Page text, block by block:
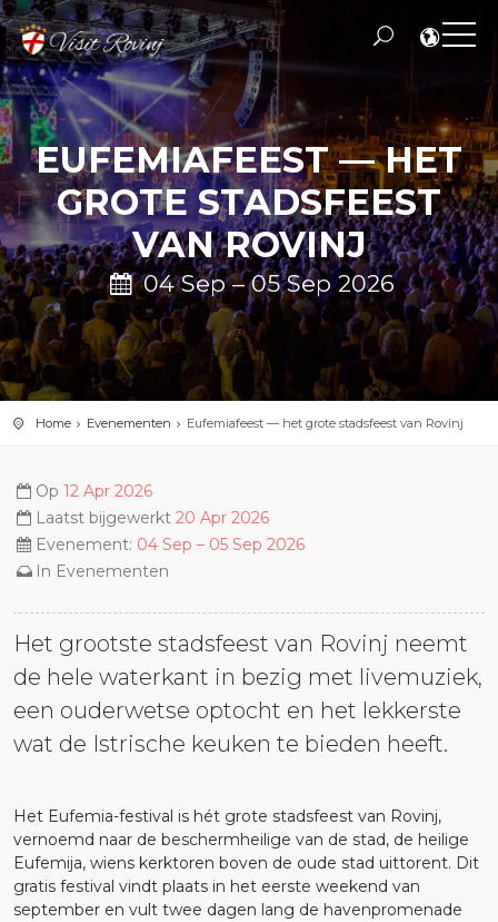
EUFEMIAFEEST — HET
GROTE STADSFEEST
VAN ROVINJ
04 Sep – 05 Sep 2026
Home Evenementen Eufemiafeest — het grote stadsfeest van Rovinj
Op 12 Apr 2026
Laatst bijgewerkt 20 Apr 2026
Evenement: 04 Sep – 05 Sep 2026
In Evenementen
Het grootste stadsfeest van Rovinj neemt
de hele waterkant in bezig met livemuziek,
een ouderwetse optocht en het lekkerste
wat de Istrische keuken te bieden heeft.
Het Eufemia-festival is hét grote stadsfeest van Rovinj,
vernoemd naar de beschermheilige van de stad, de heilige
Eufemija, wiens kerktoren boven de oude stad uittorent. Dit
gratis festival vindt plaats in het eerste weekend van
september en vult twee dagen lang de havenpromenade